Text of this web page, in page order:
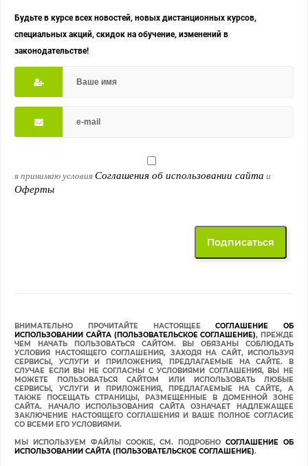
Будьте в курсе всех новостей, новых дистанционных курсов,
специальных акций, скидок на обучение, изменений в
законодательстве!
я принимаю условияСоглашения об использовании сайта и
Оферты
ВНИМАТЕЛЬНО ПРОЧИТАЙТЕ НАСТОЯЩЕЕСОГЛАШЕНИЕ ОБ
ИСПОЛЬЗОВАНИИ САЙТА (ПОЛЬЗОВАТЕЛЬСКОЕ СОГЛАШЕНИЕ), ПРЕЖДЕ
ЧЕМ НАЧАТЬ ПОЛЬЗОВАТЬСЯ САЙТОМ. ВЫ ОБЯЗАНЫ СОБЛЮДАТЬ
УСЛОВИЯ НАСТОЯЩЕГО СОГЛАШЕНИЯ, ЗАХОДЯ НА САЙТ, ИСПОЛЬЗУЯ
СЕРВИСЫ, УСЛУГИ И ПРИЛОЖЕНИЯ, ПРЕДЛАГАЕМЫЕ НА САЙТЕ. В
СЛУЧАЕ ЕСЛИ ВЫ НЕ СОГЛАСНЫ С УСЛОВИЯМИ СОГЛАШЕНИЯ, ВЫ НЕ
МОЖЕТЕ ПОЛЬЗОВАТЬСЯ САЙТОМ ИЛИ ИСПОЛЬЗОВАТЬ ЛЮБЫЕ
СЕРВИСЫ, УСЛУГИ И ПРИЛОЖЕНИЯ, ПРЕДЛАГАЕМЫЕ НА САЙТЕ, А
ТАКЖЕ ПОСЕЩАТЬ СТРАНИЦЫ, РАЗМЕЩЕННЫЕ В ДОМЕННОЙ ЗОНЕ
САЙТА. НАЧАЛО ИСПОЛЬЗОВАНИЯ САЙТА ОЗНАЧАЕТ НАДЛЕЖАЩЕЕ
ЗАКЛЮЧЕНИЕ НАСТОЯЩЕГО СОГЛАШЕНИЯ И ВАШЕ ПОЛНОЕ СОГЛАСИЕ
СО ВСЕМИ ЕГО УСЛОВИЯМИ.
МЫ ИСПОЛЬЗУЕМ ФАЙЛЫ COOKIE, СМ. ПОДРОБНОСОГЛАШЕНИЕ ОБ
ИСПОЛЬЗОВАНИИ САЙТА (ПОЛЬЗОВАТЕЛЬСКОЕ СОГЛАШЕНИЕ).